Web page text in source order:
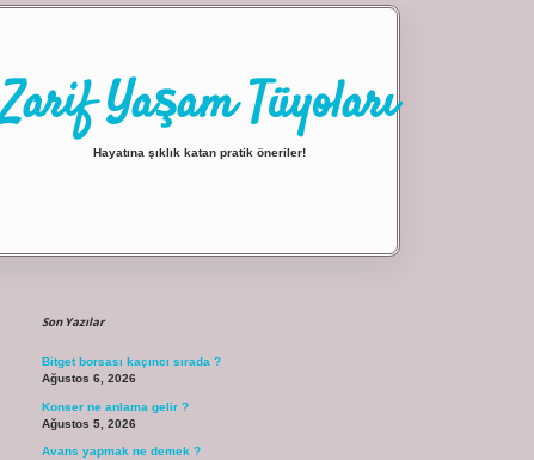
Zarif Yaşam Tüyoları
Hayatına şıklık katan pratik öneriler!
Son Yazılar
Bitget borsası kaçıncı sırada ?
Ağustos 6, 2026
Konser ne anlama gelir ?
Ağustos 5, 2026
Avans yapmak ne demek ?